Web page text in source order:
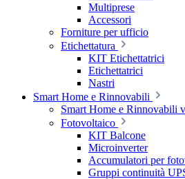
Multiprese
Accessori
Forniture per ufficio
Etichettatura
KIT Etichettatrici
Etichettatrici
Nastri
Smart Home e Rinnovabili
Smart Home e Rinnovabili
Fotovoltaico
KIT Balcone
Microinverter
Accumulatori per
Gruppi continuità